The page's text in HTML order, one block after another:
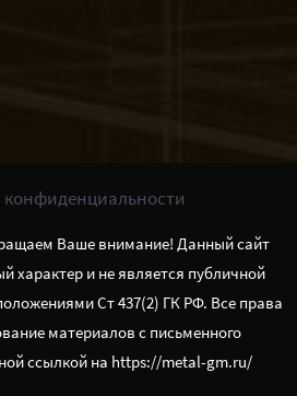
Ваше внимание! Данный сайт
характер и не является публичной
Ст 437(2) ГК РФ. Все права
материалов с письменного
ссылкой на https://metal-gm.ru/